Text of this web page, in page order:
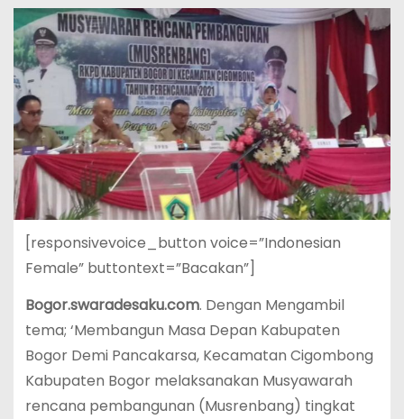
[responsivevoice_button voice=”Indonesian
Female” buttontext=”Bacakan”]
Bogor.swaradesaku.com. Dengan Mengambil
tema; ‘Membangun Masa Depan Kabupaten
Bogor Demi Pancakarsa, Kecamatan Cigombong
Kabupaten Bogor melaksanakan Musyawarah
rencana pembangunan (Musrenbang) tingkat